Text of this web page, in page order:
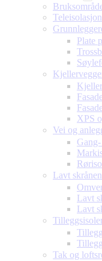
Teleisolasjon
Plate
XPS
Vei og
Lavt
Lavt
Lavt
Tak og